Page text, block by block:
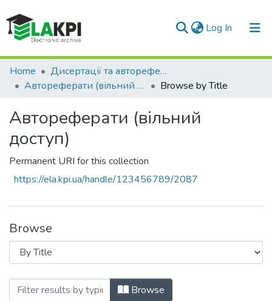
Log In (current)
Communities & Collections
All of DSpace
Home
Дисертації та автореферати
Автореферати (вільний доступ)
Browse by Title
Автореферати (вільний
доступ)
Permanent URI for this collection
https://ela.kpi.ua/handle/123456789/2087
Browse
Browsing Автореферати (вільний
Browse